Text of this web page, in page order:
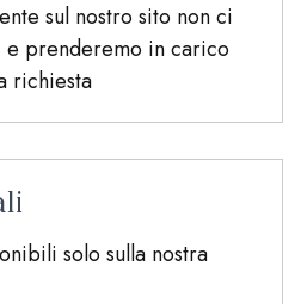
sul nostro sito non ci
prenderemo in carico
richiesta
solo sulla nostra